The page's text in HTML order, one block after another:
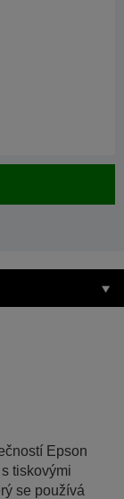
Epson
tiskovými
se používá